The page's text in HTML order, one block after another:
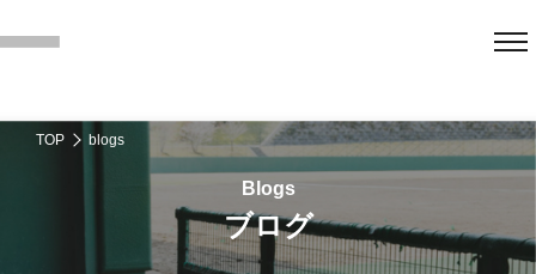
TOP blogs
ブログ